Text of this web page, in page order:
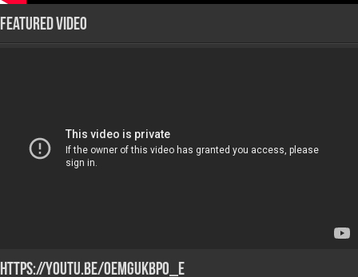
Featured Video
https://youtu.be/oeMGUkBPO_E